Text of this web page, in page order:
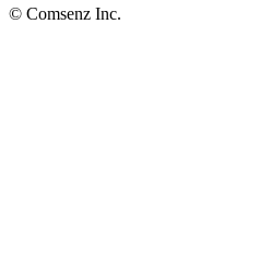
© Comsenz Inc.